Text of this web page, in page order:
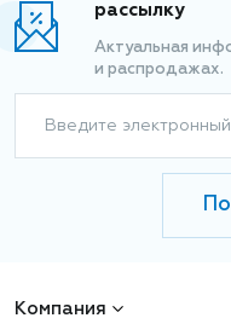
рассылку
Актуальная
и распродажах.
Введите
Компания